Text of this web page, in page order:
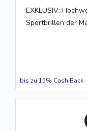
EXKLUSIV:
Sportbrillen der
bis zu 15% Cash Back